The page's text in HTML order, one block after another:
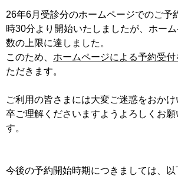
26年6月受診分のホームページでのご予
時30分より開始いたしましたが、ホー
数の上限に達しました。
このため、 ホームページによる予約受付
ただきます。
ご利用の皆さまには大変ご迷惑をおか
卒ご理解くださいますようよろしくお願
今後の予約開始時期につきましては、